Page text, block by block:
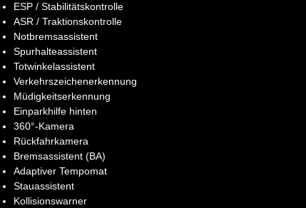
ESP / Stabilitätskontrolle
ASR / Traktionskontrolle
Notbremsassistent
Spurhalteassistent
Totwinkelassistent
Verkehrszeichenerkennung
Müdigkeitserkennung
Einparkhilfe hinten
360°-Kamera
Rückfahrkamera
Bremsassistent (BA)
Adaptiver Tempomat
Stauassistent
Kollisionswarner